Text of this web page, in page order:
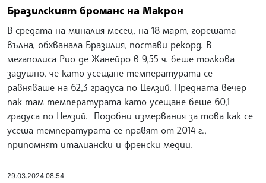
Бразилският броманс на Макрон
В средата на миналия месец, на 18 март, горещата
вълна, обхванала Бразилия, постави рекорд. В
мегаполиса Рио де Жанейро в 9,55 ч. беше толкова
задушно, че като усещане температурата се
равняваше на 62,3 градуса по Целзий. Предната вечер
пак там температурата като усещане беше 60,1
градуса по Целзий. Подобни измервания за това как се
усеща температурата се правят от 2014 г.,
припомнят италиански и френски медии.
29.03.2024 08:54